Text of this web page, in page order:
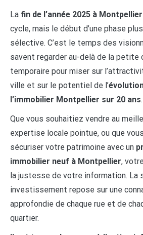
La fin de l’année 2025 à Montpellier
cycle, mais le début d’une phase
sélective. C’est le temps des
savent regarder au-delà de la petite
temporaire pour miser sur
ville et sur le potentiel de l’
l’immobilier Montpellier sur 20 ans.
Que vous souhaitiez vendre au
expertise locale pointue, ou que
sécuriser votre patrimoine avec un
immobilier neuf à Montpellier,
la justesse de votre information. La
investissement repose sur une
approfondie de chaque rue et de
quartier.